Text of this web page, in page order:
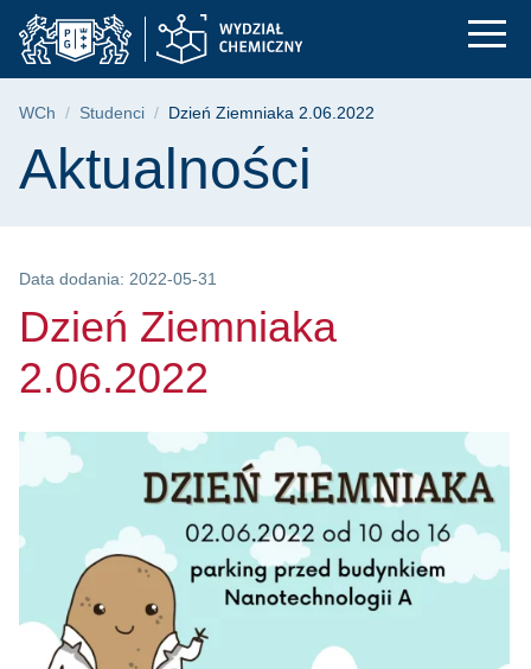
Przejdź
do
menu
Przejdź
do
wyszukiwarki
Przejdź
do
treści
Dzień Ziemniaka
Ścieżka nawigacyjna
WCh Studenci Dzień Ziemniaka 2.06.2022
Treść strony
Aktualności
Data dodania: 2022-05-31
Dzień Ziemniaka
2.06.2022